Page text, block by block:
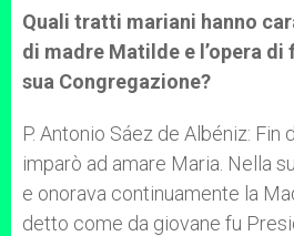
Quali tratti mariani hanno
di madre Matilde e l’opera
sua Congregazione?
P. Antonio Sáez de Albéniz: Fin
imparò ad amare Maria. Nella
e onorava continuamente la
detto come da giovane fu